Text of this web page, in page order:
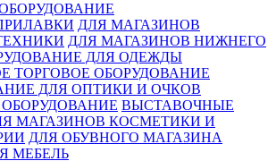
ДЛЯ МАГАЗИНОВ
ДЛЯ МАГАЗИНОВ НИЖНЕГО
ДЛЯ ОДЕЖДЫ
ТОРГОВОЕ ОБОРУДОВАНИЕ
ДЛЯ ОПТИКИ И ОЧКОВ
ВЫСТАВОЧНЫЕ
МАГАЗИНОВ КОСМЕТИКИ И
ДЛЯ ОБУВНОГО МАГАЗИНА